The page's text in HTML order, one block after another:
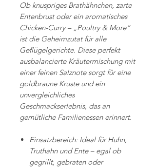
Ob knuspriges Brathähnchen, zarte
Entenbrust oder ein aromatisches
Chicken-Curry – „Poultry & More“
ist die Geheimzutat für alle
Geflügelgerichte. Diese perfekt
ausbalancierte Kräutermischung mit
einer feinen Salznote sorgt für eine
goldbraune Kruste und ein
unvergleichliches
Geschmackserlebnis, das an
gemütliche Familienessen erinnert.
Einsatzbereich: Ideal für Huhn,
Truthahn und Ente – egal ob
gegrillt, gebraten oder